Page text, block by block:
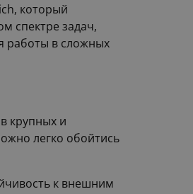
который
спектре задач,
работы в сложных
крупных и
легко обойтись
к внешним